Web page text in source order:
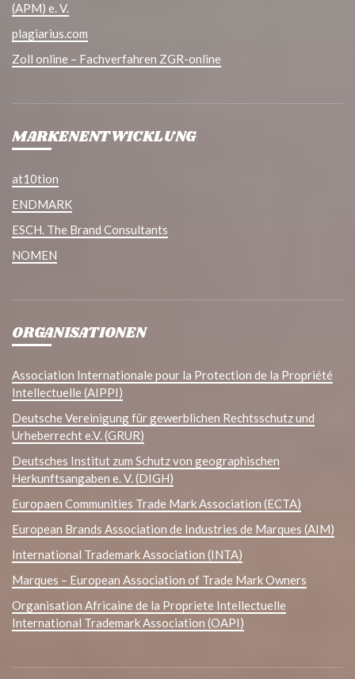
(APM) e. V.
plagiarius.com
Zoll online – Fachverfahren ZGR-online
MARKENENTWICKLUNG
at10tion
ENDMARK
ESCH. The Brand Consultants
NOMEN
ORGANISATIONEN
Association Internationale pour la Protection de la Propriété
Intellectuelle (AIPPI)
Deutsche Vereinigung für gewerblichen Rechtsschutz und
Urheberrecht e.V. (GRUR)
Deutsches Institut zum Schutz von geographischen
Herkunftsangaben e. V. (DIGH)
Europaen Communities Trade Mark Association (ECTA)
European Brands Association de Industries de Marques (AIM)
International Trademark Association (INTA)
Marques – European Association of Trade Mark Owners
Organisation Africaine de la Propriete Intellectuelle
International Trademark Association (OAPI)